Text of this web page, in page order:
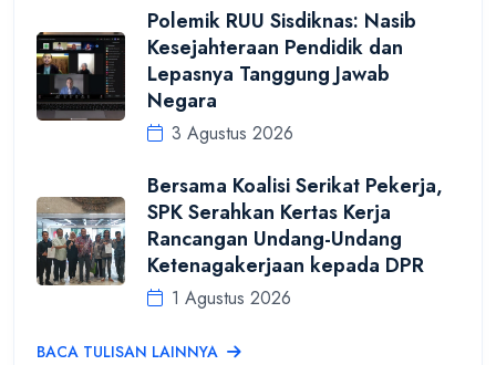
Polemik RUU Sisdiknas: Nasib
Kesejahteraan Pendidik dan
Lepasnya Tanggung Jawab
Negara
3 Agustus 2026
Bersama Koalisi Serikat Pekerja,
SPK Serahkan Kertas Kerja
Rancangan Undang-Undang
Ketenagakerjaan kepada DPR
1 Agustus 2026
BACA TULISAN LAINNYA